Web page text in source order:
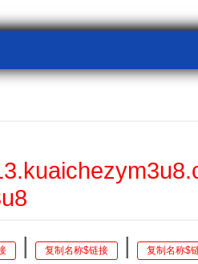
| 复制名称$链接 | 复制名称$